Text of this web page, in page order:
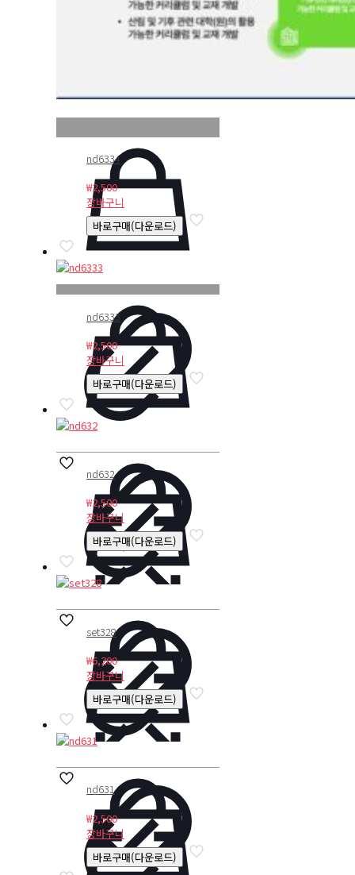
nd6334
₩2,500
장바구니
바로구매(다운로드)
nd6333
₩2,500
장바구니
바로구매(다운로드)
nd632
₩2,500
장바구니
바로구매(다운로드)
set328
₩6,200
장바구니
바로구매(다운로드)
nd631
₩2,500
장바구니
바로구매(다운로드)